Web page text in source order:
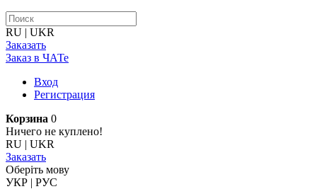
RU | UKR
Заказать
Заказ в ЧАТе
Вход
Регистрация
Корзина 0
Ничего не куплено!
RU | UKR
Заказать
Оберiть мову
УКР | РУС